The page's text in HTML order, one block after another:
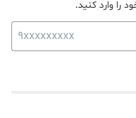
را وارد کنید.